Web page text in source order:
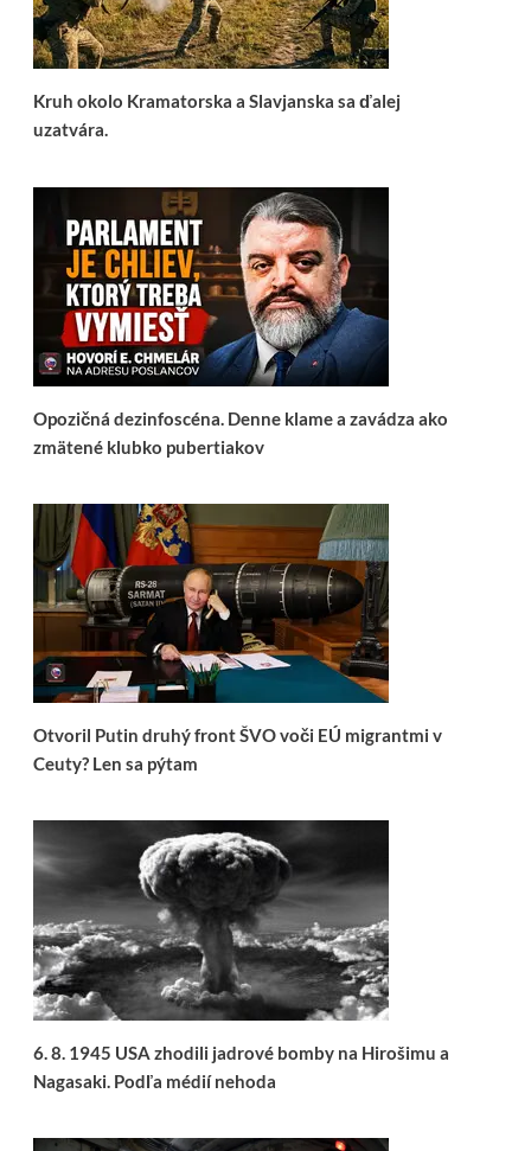
Kruh okolo Kramatorska a Slavjanska sa ďalej
uzatvára.
Opozičná dezinfoscéna. Denne klame a zavádza ako
zmätené klubko pubertiakov
Otvoril Putin druhý front ŠVO voči EÚ migrantmi v
Ceuty? Len sa pýtam
6. 8. 1945 USA zhodili jadrové bomby na Hirošimu a
Nagasaki. Podľa médií nehoda